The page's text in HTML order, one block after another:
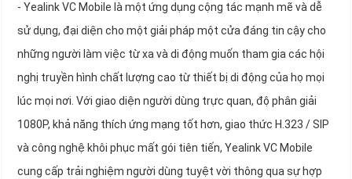
- Yealink VC Mobile là một ứng dụng cộng tác mạnh mẽ và dễ
sử dụng, đại diện cho một giải pháp một cửa đáng tin cậy cho
những người làm việc từ xa và di động muốn tham gia các hội
nghị truyền hình chất lượng cao từ thiết bị di động của họ mọi
lúc mọi nơi. Với giao diện người dùng trực quan, độ phân giải
1080P, khả năng thích ứng mạng tốt hơn, giao thức H.323 / SIP
và công nghệ khôi phục mất gói tiên tiến, Yealink VC Mobile
cung cấp trải nghiệm người dùng tuyệt vời thông qua sự hợp